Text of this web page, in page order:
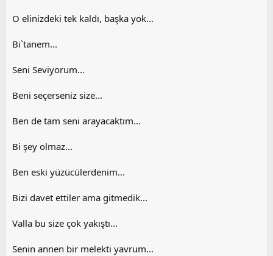
O elinizdeki tek kaldı, başka yok...
Bi`tanem...
Seni Seviyorum...
Beni seçerseniz size...
Ben de tam seni arayacaktım...
Bi şey olmaz...
Ben eski yüzücülerdenim...
Bizi davet ettiler ama gitmedik...
Valla bu size çok yakıştı...
Senin annen bir melekti yavrum...